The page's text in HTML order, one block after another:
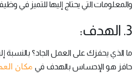
والمعلومات التي يحتاج إليها للتميز في
3. الهدف:
ما الذي يحفزك على العمل الجاد؟ بالنسبة
حافز هو الإحساس بالهدف في مكان